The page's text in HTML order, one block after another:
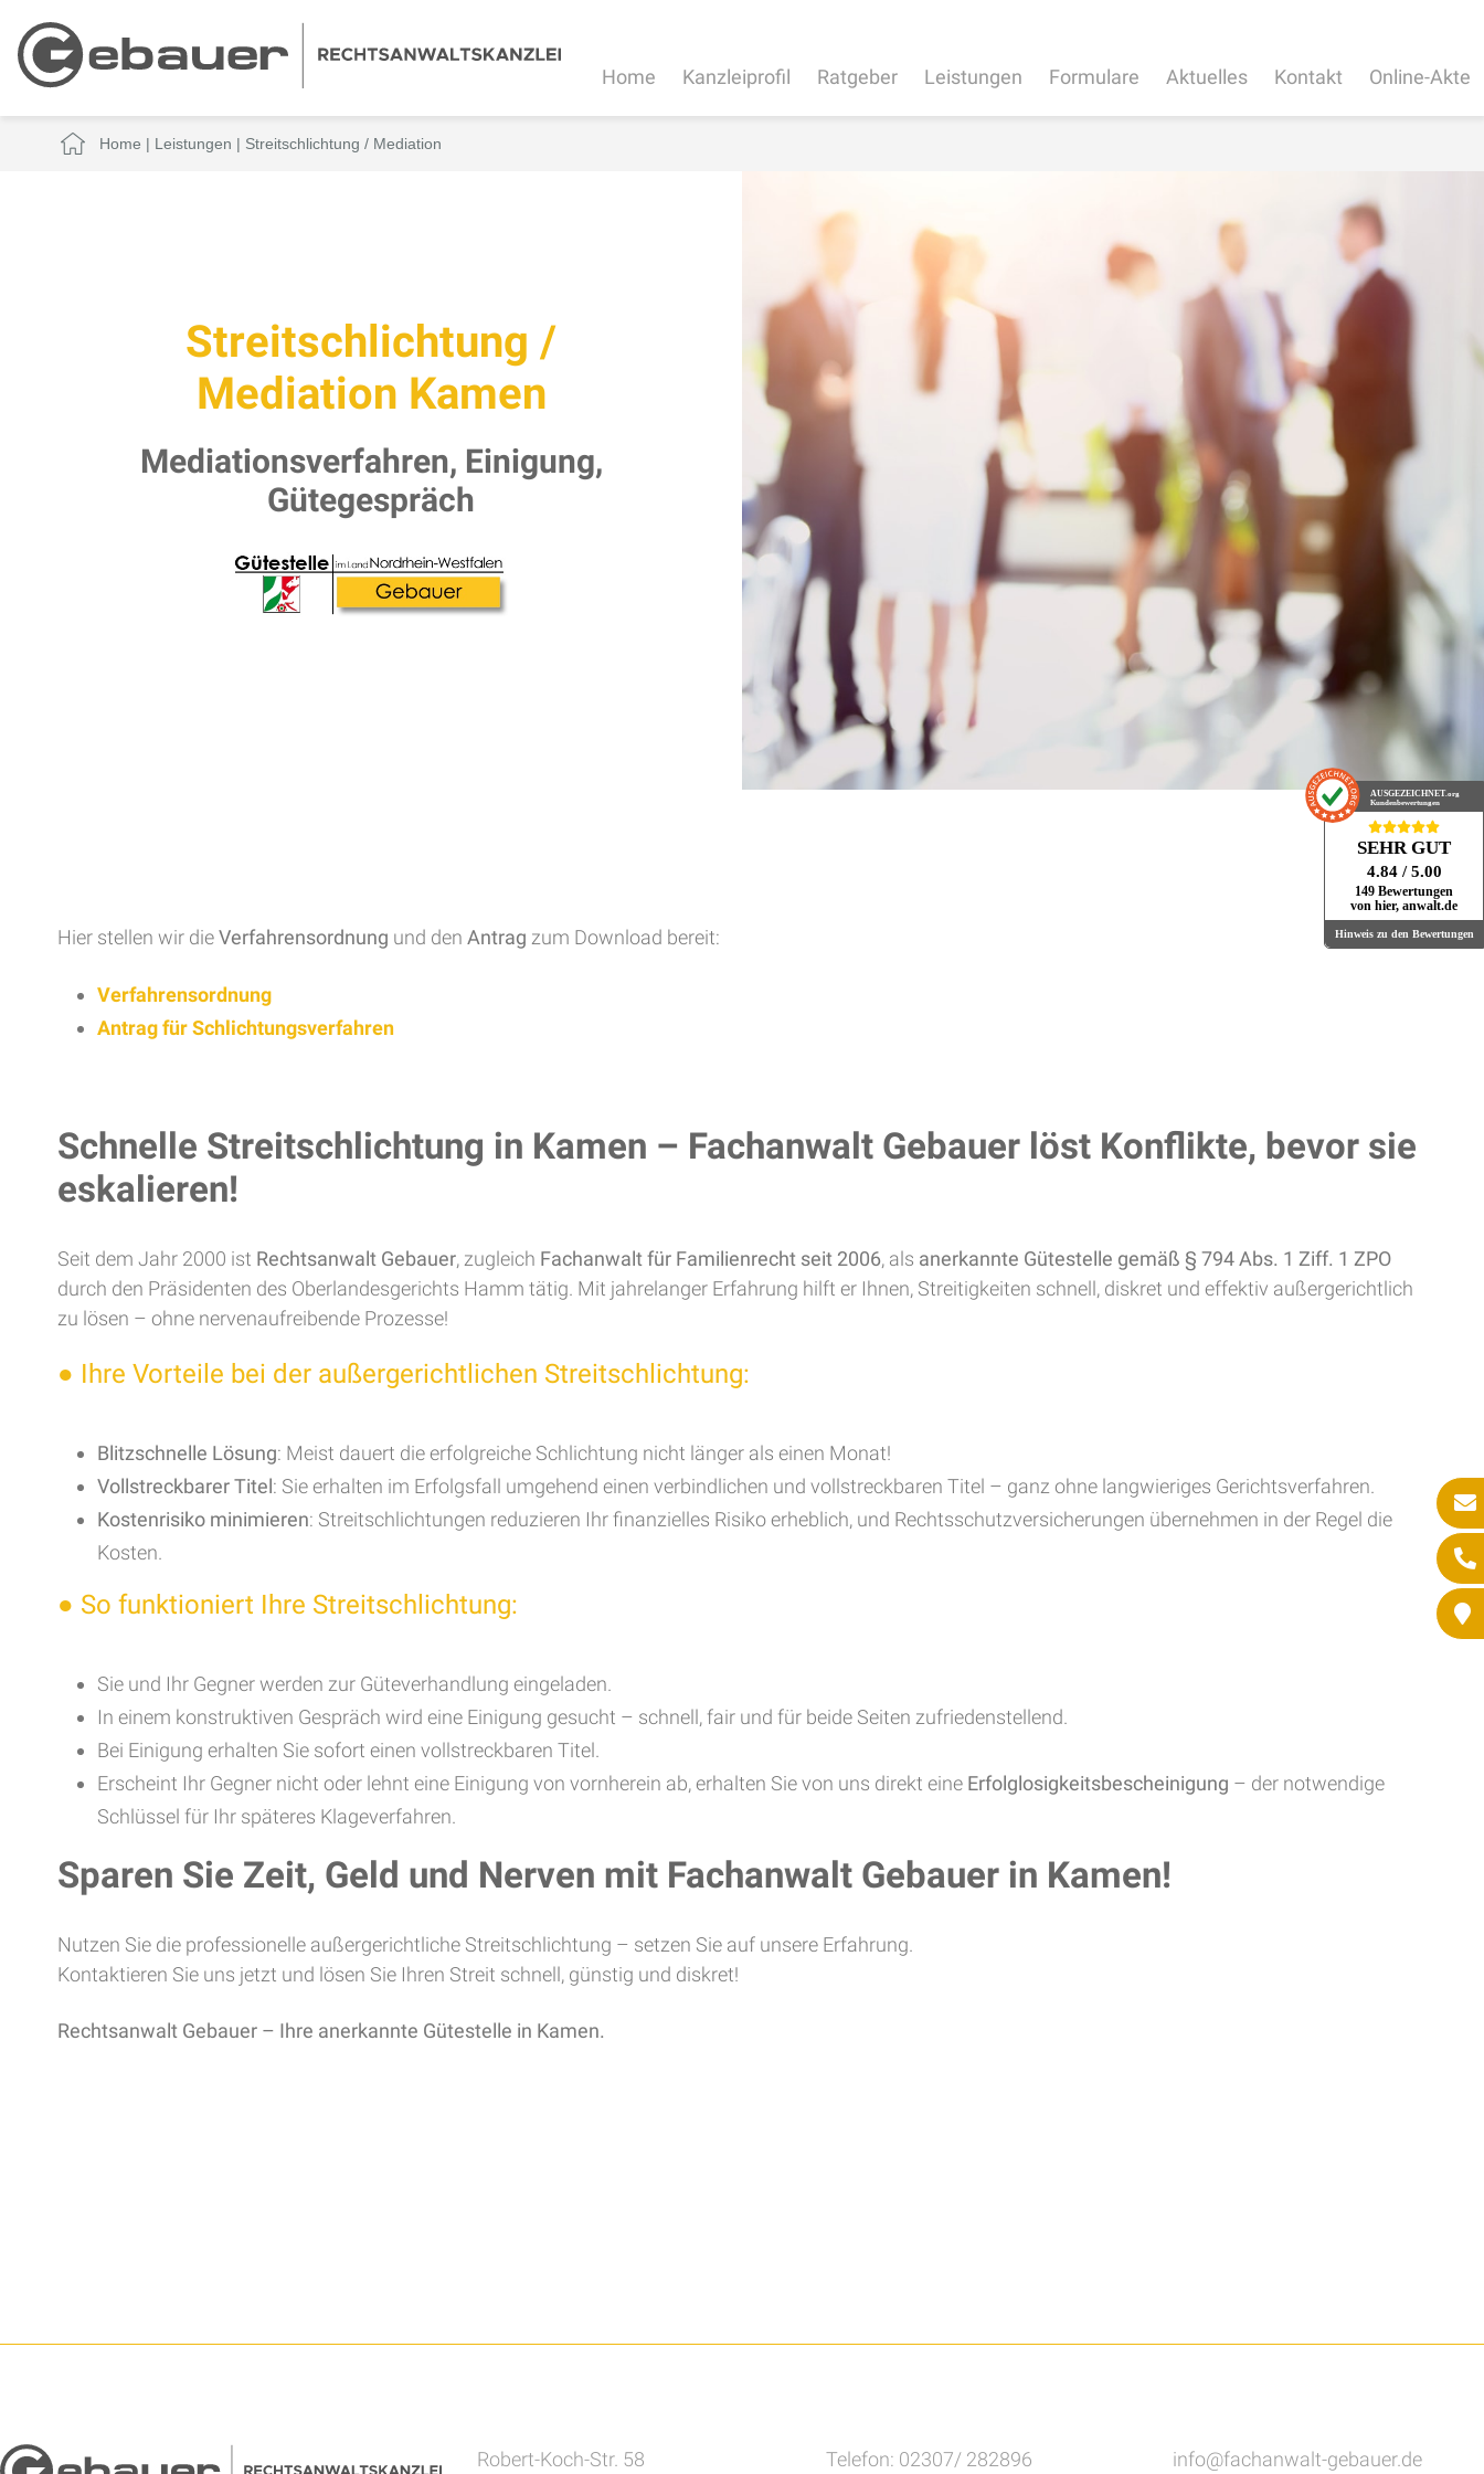
Home Kanzleiprofil Ratgeber Leistungen Formulare Aktuelles Kontakt Online-Akte
Home | Leistungen | Streitschlichtung / Mediation
Streitschlichtung /
Mediation Kamen
Mediationsverfahren, Einigung,
Gütegespräch
Hier stellen wir dieVerfahrensordnung und den Antrag zum Download bereit:
Verfahrensordnung
Antrag für Schlichtungsverfahren
Schnelle Streitschlichtung in Kamen – Fachanwalt Gebauer löst Konflikte, bevor sie
eskalieren!
Seit dem Jahr 2000 ist Rechtsanwalt Gebauer, zugleich Fachanwalt für Familienrecht seit 2006, als anerkannte Gütestelle gemäß § 794 Abs. 1 Ziff. 1 ZPO
durch den Präsidenten des Oberlandesgerichts Hamm tätig. Mit jahrelanger Erfahrung hilft er Ihnen, Streitigkeiten schnell, diskret und effektiv außergerichtlich
zu lösen – ohne nervenaufreibende Prozesse!
● Ihre Vorteile bei der außergerichtlichen Streitschlichtung:
Blitzschnelle Lösung: Meist dauert die erfolgreiche Schlichtung nicht länger als einen Monat!
Vollstreckbarer Titel: Sie erhalten im Erfolgsfall umgehend einen verbindlichen und vollstreckbaren Titel – ganz ohne langwieriges Gerichtsverfahren.
Kostenrisiko minimieren: Streitschlichtungen reduzieren Ihr finanzielles Risiko erheblich, und Rechtsschutzversicherungen übernehmen in der Regel die
Kosten.
● So funktioniert Ihre Streitschlichtung:
Sie und Ihr Gegner werden zur Güteverhandlung eingeladen.
In einem konstruktiven Gespräch wird eine Einigung gesucht – schnell, fair und für beide Seiten zufriedenstellend.
Bei Einigung erhalten Sie sofort einen vollstreckbaren Titel.
Erscheint Ihr Gegner nicht oder lehnt eine Einigung von vornherein ab, erhalten Sie von uns direkt eine Erfolglosigkeitsbescheinigung – der notwendige
Schlüssel für Ihr späteres Klageverfahren.
Sparen Sie Zeit, Geld und Nerven mit Fachanwalt Gebauer in Kamen!
Nutzen Sie die professionelle außergerichtliche Streitschlichtung – setzen Sie auf unsere Erfahrung.
Kontaktieren Sie uns jetzt und lösen Sie Ihren Streit schnell, günstig und diskret!
Rechtsanwalt Gebauer – Ihre anerkannte Gütestelle in Kamen.
Robert-Koch-Str. 58 Telefon: 02307/ 282896 info@fachanwalt-gebauer.de
AUSGEZEICHNET.org
Kundenbewertungen
SEHR GUT
4.84 / 5.00
149 Bewertungen
von hier, anwalt.de
Hinweis zu den Bewertungen